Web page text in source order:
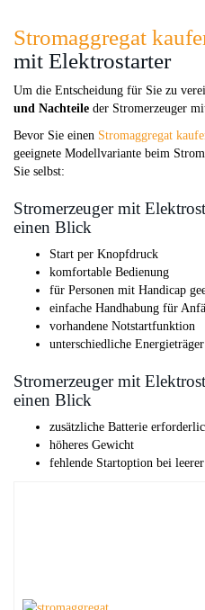
Stromaggregat
mit Elektrostarter
Um die Entscheidung für Sie zu
und Nachteile der Stromerzeuger
Bevor Sie einen Stromaggregat
geeignete Modellvariante beim
Sie selbst:
Stromerzeuger mit
einen Blick
Start per Knopfdruck
komfortable Bedienung
für Personen mit Handicap
einfache Handhabung für
vorhandene Notstartfunktion
unterschiedliche
Stromerzeuger mit
einen Blick
zusätzliche Batterie
höheres Gewicht
fehlende Startoption bei